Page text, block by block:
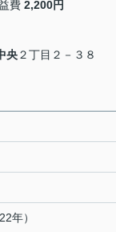
費 2,200円
央２丁目２－３８
年）